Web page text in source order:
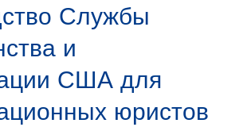
Службы
и
США для
юристов